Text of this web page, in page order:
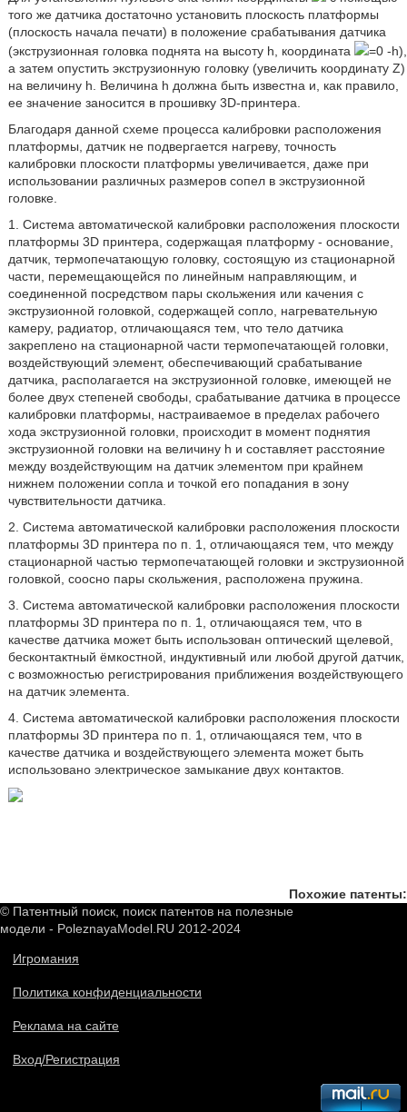
того же датчика достаточно установить плоскость платформы
(плоскость начала печати) в положение срабатывания датчика
(экструзионная головка поднята на высоту h, координата
=0 -h),
а затем опустить экструзионную головку (увеличить координату Z)
на величину h. Величина h должна быть известна и, как правило,
ее значение заносится в прошивку 3D-принтера.
Благодаря данной схеме процесса калибровки расположения
платформы, датчик не подвергается нагреву, точность
калибровки плоскости платформы увеличивается, даже при
использовании различных размеров сопел в экструзионной
головке.
1. Система автоматической калибровки расположения плоскости
платформы 3D принтера, содержащая платформу - основание,
датчик, термопечатающую головку, состоящую из стационарной
части, перемещающейся по линейным направляющим, и
соединенной посредством пары скольжения или качения с
экструзионной головкой, содержащей сопло, нагревательную
камеру, радиатор, отличающаяся тем, что тело датчика
закреплено на стационарной части термопечатающей головки,
воздействующий элемент, обеспечивающий срабатывание
датчика, располагается на экструзионной головке, имеющей не
более двух степеней свободы, срабатывание датчика в процессе
калибровки платформы, настраиваемое в пределах рабочего
хода экструзионной головки, происходит в момент поднятия
экструзионной головки на величину h и составляет расстояние
между воздействующим на датчик элементом при крайнем
нижнем положении сопла и точкой его попадания в зону
чувствительности датчика.
2. Система автоматической калибровки расположения плоскости
платформы 3D принтера по п. 1, отличающаяся тем, что между
стационарной частью термопечатающей головки и экструзионной
головкой, соосно пары скольжения, расположена пружина.
3. Система автоматической калибровки расположения плоскости
платформы 3D принтера по п. 1, отличающаяся тем, что в
качестве датчика может быть использован оптический щелевой,
бесконтактный ёмкостной, индуктивный или любой другой датчик,
с возможностью регистрирования приближения воздействующего
на датчик элемента.
4. Система автоматической калибровки расположения плоскости
платформы 3D принтера по п. 1, отличающаяся тем, что в
качестве датчика и воздействующего элемента может быть
использовано электрическое замыкание двух контактов.
Похожие патенты:
© Патентный поиск, поиск патентов на полезные
модели - PoleznayaModel.RU 2012-2024
Игромания
Политика конфиденциальности
Реклама на сайте
Вход/Регистрация